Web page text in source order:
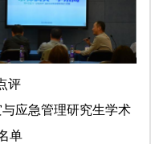
评
与应急管理研究生学术
单